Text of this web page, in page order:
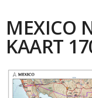
MEXICO
KAART